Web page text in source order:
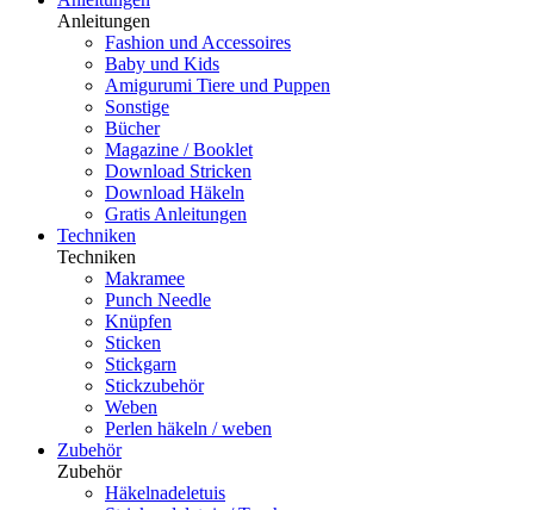
Anleitungen
Fashion und Accessoires
Baby und Kids
Amigurumi Tiere und Puppen
Sonstige
Bücher
Magazine / Booklet
Download Stricken
Download Häkeln
Gratis Anleitungen
Techniken
Techniken
Makramee
Punch Needle
Knüpfen
Sticken
Stickgarn
Stickzubehör
Weben
Perlen häkeln / weben
Zubehör
Zubehör
Häkelnadeletuis